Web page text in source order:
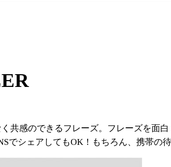
共感のできるフレーズ。フレーズを面
でシェアしてもOK！もちろん、携帯の